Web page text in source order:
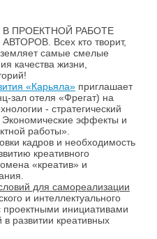
ПРОЕКТНОЙ РАБОТЕ
Всех кто творит,
самые смелые
качества жизни,
«Карьяла» приглашает
зал отеля «Фрегат) на
- стратегический
Экономические эффекты и
работы».
кадров и необходимость
креативного
«креатив» и
для самореализации
и интеллектуального
инициативами
развитии креативных